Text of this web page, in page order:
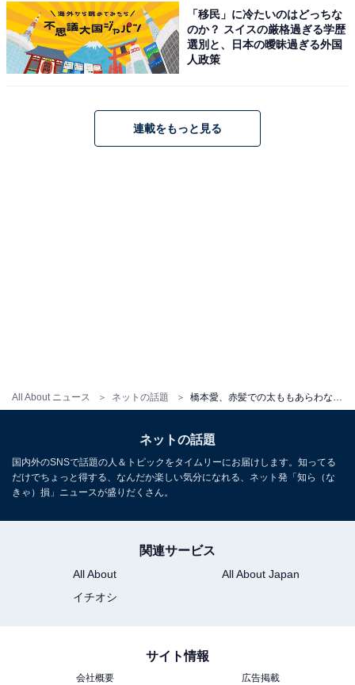
All About ニュース ネットの話題
「移民」に冷たいのはどっちな
のか？ スイスの厳格過ぎる学歴
選別と、日本の曖昧過ぎる外国
人政策
連載をもっと見る
ネットの話題
国内外のSNSで話題の人＆トピックをタイムリーにお届けします。知ってる
だけでちょっと得する、なんだか楽しい気分になれる、ネット発「知ら（な
きゃ）損」ニュースが盛りだくさん。
関連サービス
All About
All About Japan
イチオシ
サイト情報
会社概要
広告掲載